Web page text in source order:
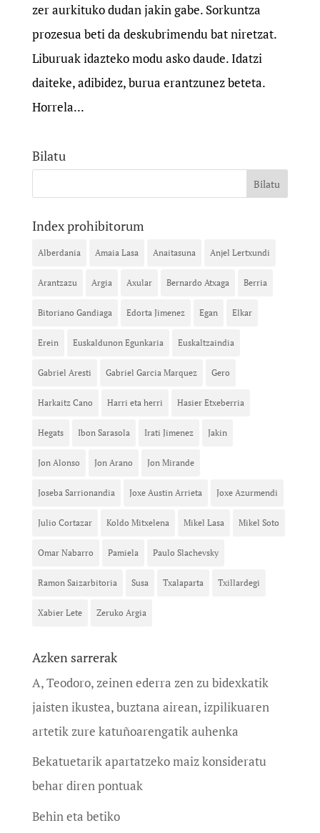
zer aurkituko dudan jakin gabe. Sorkuntza
prozesua beti da deskubrimendu bat niretzat.
Liburuak idazteko modu asko daude. Idatzi
daiteke, adibidez, burua erantzunez beteta.
Horrela...
Bilatu
Index prohibitorum
Alberdania Amaia Lasa Anaitasuna Anjel Lertxundi
Arantzazu Argia Axular Bernardo Atxaga Berria
Bitoriano Gandiaga Edorta Jimenez Egan Elkar
Erein Euskaldunon Egunkaria Euskaltzaindia
Gabriel Aresti Gabriel Garcia Marquez Gero
Harkaitz Cano Harri eta herri Hasier Etxeberria
Hegats Ibon Sarasola Irati Jimenez Jakin
Jon Alonso Jon Arano Jon Mirande
Joseba Sarrionandia Joxe Austin Arrieta Joxe Azurmendi
Julio Cortazar Koldo Mitxelena Mikel Lasa Mikel Soto
Omar Nabarro Pamiela Paulo Slachevsky
Ramon Saizarbitoria Susa Txalaparta Txillardegi
Xabier Lete Zeruko Argia
Azken sarrerak
A, Teodoro, zeinen ederra zen zu bidexkatik
jaisten ikustea, buztana airean, izpilikuaren
artetik zure katuñoarengatik auhenka
Bekatuetarik apartatzeko maiz konsideratu
behar diren pontuak
Behin eta betiko